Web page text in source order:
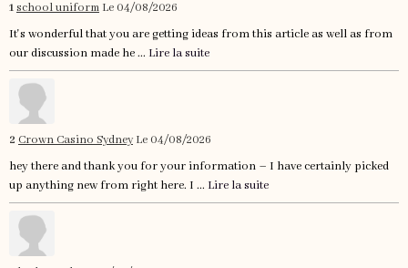
1school uniform Le 04/08/2026
It's wonderful that you are getting ideas from this article as well as from
our discussion made he ... Lire la suite
2 Crown Casino Sydney Le 04/08/2026
hey there and thank you for your information – I have certainly picked
up anything new from right here. I ... Lire la suite